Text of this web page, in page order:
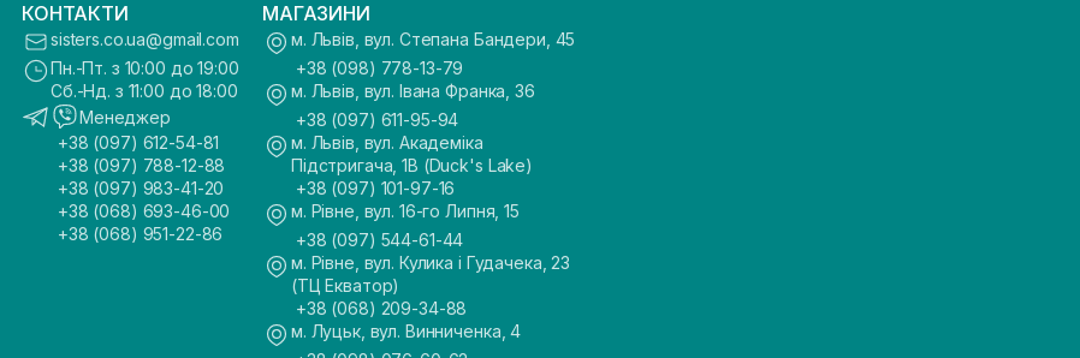
КОНТАКТИ
sisters.co.ua@gmail.com
Пн.-Пт. з 10:00 до 19:00
Сб.-Нд. з 11:00 до 18:00
Менеджер
+38 (097) 612-54-81
+38 (097) 788-12-88
+38 (097) 983-41-20
+38 (068) 693-46-00
+38 (068) 951-22-86
МАГАЗИНИ
м. Львів, вул. Степана Бандери, 45
+38 (098) 778-13-79
м. Львів, вул. Івана Франка, 36
+38 (097) 611-95-94
м. Львів, вул. Академіка
Підстригача, 1В (Duck's Lake)
+38 (097) 101-97-16
м. Рівне, вул. 16-го Липня, 15
+38 (097) 544-61-44
м. Рівне, вул. Кулика і Гудачека, 23
(ТЦ Екватор)
+38 (068) 209-34-88
м. Луцьк, вул. Винниченка, 4